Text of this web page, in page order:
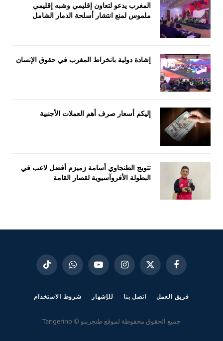
المغرب يدعو لتعاون إقليمي وشبه إقليمي
ملموس لمنع انتشار أسلحة الدمار الشامل
إشادة دولية بانخراط المغرب في حقوق الإنسان
إليكم أسعار صرف أهم العملات الأجنبية
تتويج الطنجاوي أسامة زميزم أفضل لاعب في
البطولة الأفروآسيوية لقصار القامة
فيسبوك
X
(Twitter)
الانستغراميوتيوب واتساب تيكتوك
فريق العمل اتصل بنا للإشهار شروط الاستخدام
جميع الحقوق محفوظة لموقع طنجرينو © Tangerino